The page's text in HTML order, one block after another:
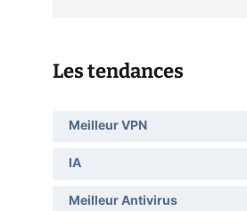
Les tendances
Meilleur VPN
IA
Meilleur Antivirus